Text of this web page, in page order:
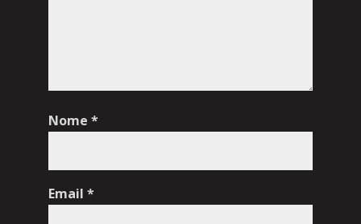
Nome *
Email *